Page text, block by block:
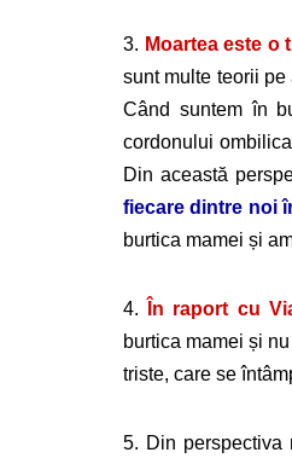
3. Moartea este o
sunt multe teorii
Când suntem în
cordonului
Din această
fiecare dintre noi
burtica mamei și
4. În raport cu
burtica mamei și
triste, care se
5. Din perspectiva